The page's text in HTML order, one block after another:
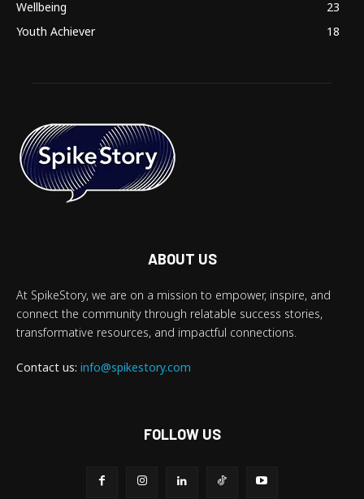
Wellbeing
23
Youth Achiever
18
ABOUT US
At SpikeStory, we are on a mission to empower, inspire, and
connect the community through relatable success stories,
transformative resources, and impactful connections.
Contact us: info@spikestory.com
FOLLOW US